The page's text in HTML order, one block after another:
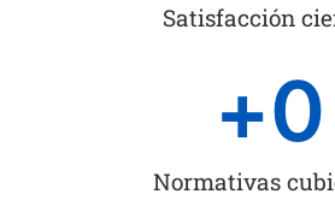
Satisfacción
Normativas
+0